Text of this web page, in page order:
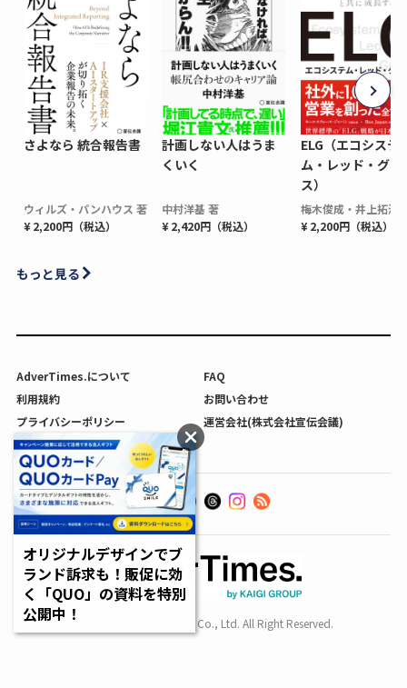
さよなら 統合報告書
ウィルズ・パンハウス 著
¥ 2,200円（税込）
計画しない人はうま
くいく
中村洋基 著
¥ 2,420円（税込）
ELG（エコシステ
ム・レッド・グロ
ス）
梅木俊成・井上拓海
¥ 2,200円（税込）
もっと見る
AdverTimes.について
FAQ
利用規約
お問い合わせ
プライバシーポリシー
運営会社(株式会社宣伝会議)
利用者情報の外部送信について
Copyright SENDENKAIGI Co., Ltd. All Right Reserved.
オリジナルデザインでブ
ランド訴求も！販促に効
く「QUO」の資料を特別
公開中！